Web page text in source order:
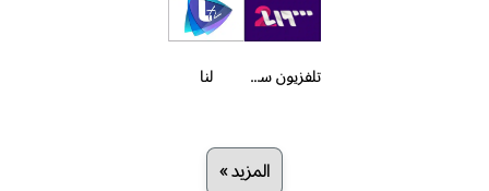
تلفزيون سوريا الثانية لنا
المزيد »